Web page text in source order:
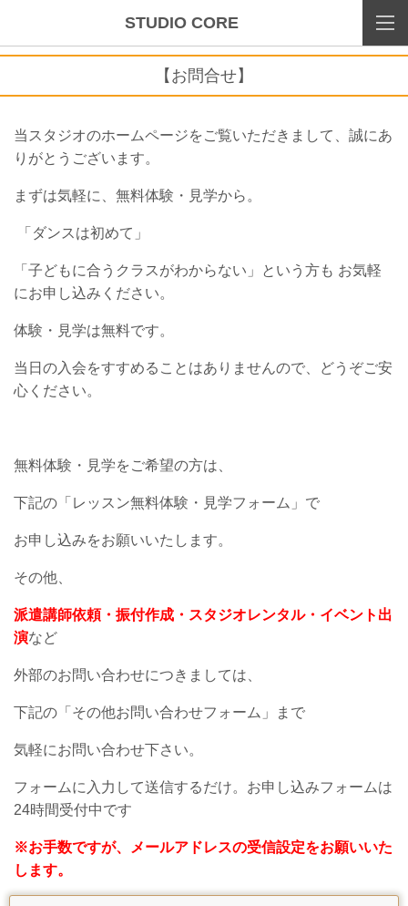
STUDIO CORE
【お問合せ】
当スタジオのホームページをご覧いただきまして、誠にあ
りがとうございます。
まずは気軽に、無料体験・見学から。
「ダンスは初めて」
「子どもに合うクラスがわからない」という方も お気軽
にお申し込みください。
体験・見学は無料です。
当日の入会をすすめることはありませんので、どうぞご安
心ください。
無料体験・見学をご希望の方は、
下記の「レッスン無料体験・見学フォーム」で
お申し込みをお願いいたします。
その他、
派遣講師依頼・振付作成・スタジオレンタル・イベント出
演など
外部のお問い合わせにつきましては、
下記の「その他お問い合わせフォーム」まで
気軽にお問い合わせ下さい。
フォームに入力して送信するだけ。お申し込みフォームは
24時間受付中です
※お手数ですが、メールアドレスの受信設定をお願いいた
します。